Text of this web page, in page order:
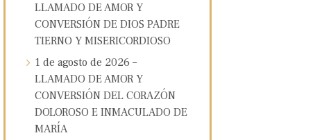
LLAMADO DE AMOR Y
CONVERSIÓN DE DIOS PADRE
TIERNO Y MISERICORDIOSO
1 de agosto de 2026 –
LLAMADO DE AMOR Y
CONVERSIÓN DEL CORAZÓN
DOLOROSO E INMACULADO DE
MARÍA